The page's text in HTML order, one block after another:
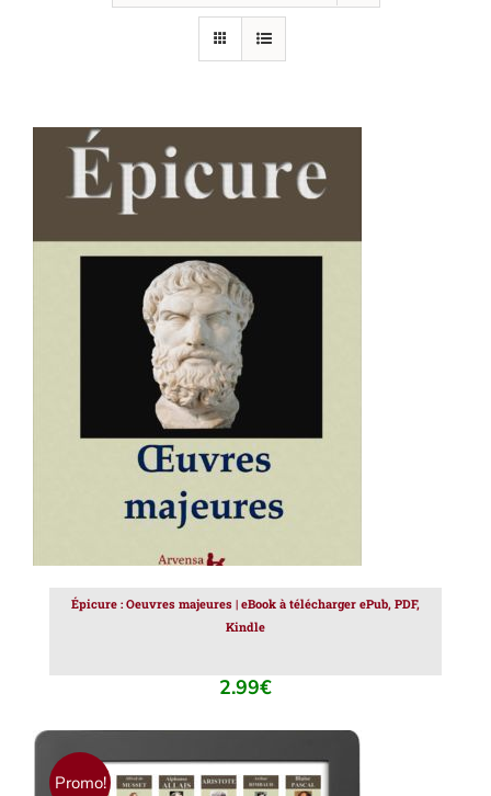
AJOUTER AU PANIER /
Épicure : Oeuvres majeures | eBook à télécharger ePub, PDF,
Kindle
2.99€
Promo!